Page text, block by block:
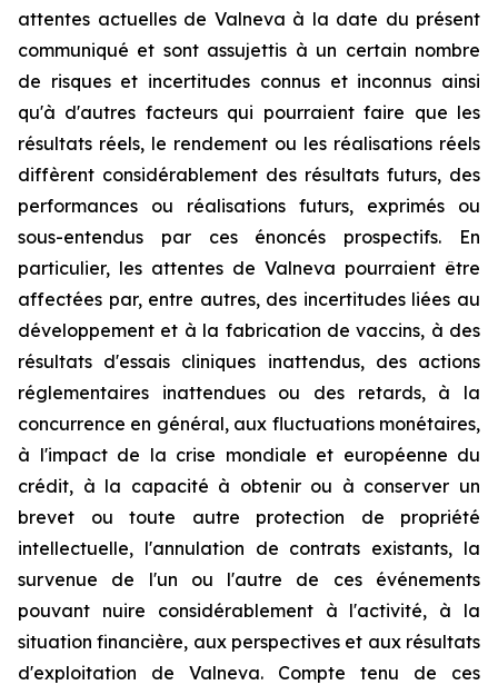
attentes actuelles de Valneva à la date du présent
communiqué et sont assujettis à un certain nombre
de risques et incertitudes connus et inconnus ainsi
qu'à d'autres facteurs qui pourraient faire que les
résultats réels, le rendement ou les réalisations réels
diffèrent considérablement des résultats futurs, des
performances ou réalisations futurs, exprimés ou
sous-entendus par ces énoncés prospectifs. En
particulier, les attentes de Valneva pourraient être
affectées par, entre autres, des incertitudes liées au
développement et à la fabrication de vaccins, à des
résultats d'essais cliniques inattendus, des actions
réglementaires inattendues ou des retards, à la
concurrence en général, aux fluctuations monétaires,
à l'impact de la crise mondiale et européenne du
crédit, à la capacité à obtenir ou à conserver un
brevet ou toute autre protection de propriété
intellectuelle, l'annulation de contrats existants, la
survenue de l'un ou l'autre de ces événements
pouvant nuire considérablement à l'activité, à la
situation financière, aux perspectives et aux résultats
d'exploitation de Valneva. Compte tenu de ces